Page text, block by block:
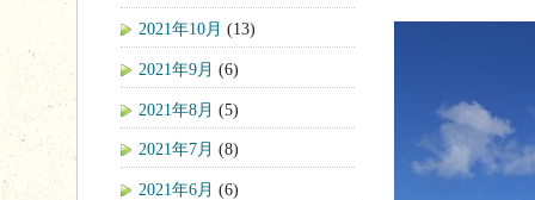
2021年10月 (13)
2021年9月 (6)
2021年8月 (5)
2021年7月 (8)
2021年6月 (6)